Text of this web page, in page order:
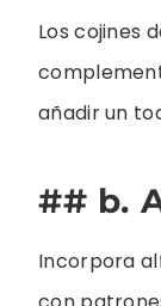
Los cojines
añadir un
## b.
Incorpora